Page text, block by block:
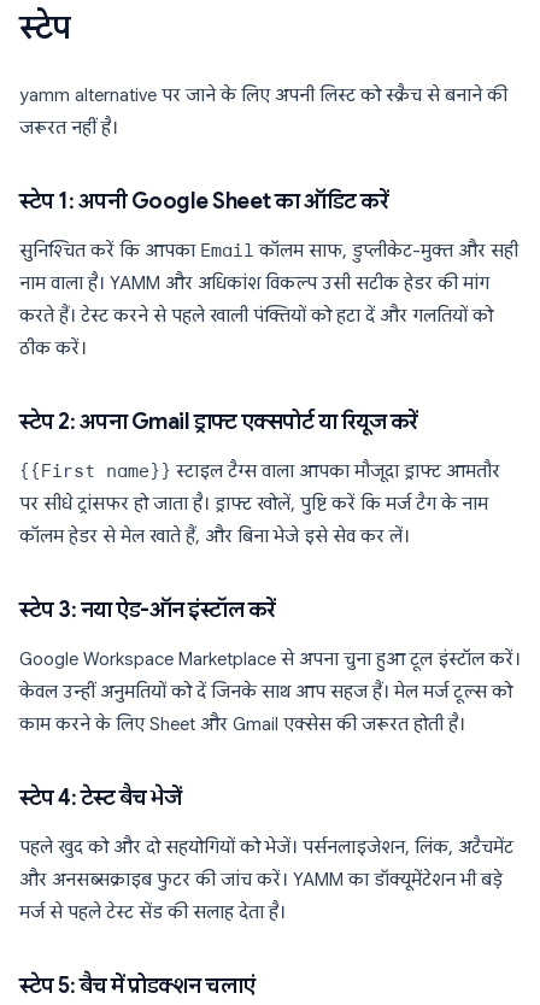
स्टेप
yamm alternative पर जाने के लिए अपनी लिस्ट को स्क्रैच से बनाने की
जरूरत नहीं है।
स्टेप 1: अपनी Google Sheet का ऑडिट करें
सुनिश्चित करें कि आपका Email कॉलम साफ, डुप्लीकेट-मुक्त और सही
नाम वाला है। YAMM और अधिकांश विकल्प उसी सटीक हेडर की मांग
करते हैं। टेस्ट करने से पहले खाली पंक्तियों को हटा दें और गलतियों को
ठीक करें।
स्टेप 2: अपना Gmail ड्राफ्ट एक्सपोर्ट या रियूज करें
{{First name}} स्टाइल टैग्स वाला आपका मौजूदा ड्राफ्ट आमतौर
पर सीधे ट्रांसफर हो जाता है। ड्राफ्ट खोलें, पुष्टि करें कि मर्ज टैग के नाम
कॉलम हेडर से मेल खाते हैं, और बिना भेजे इसे सेव कर लें।
स्टेप 3: नया ऐड-ऑन इंस्टॉल करें
Google Workspace Marketplace से अपना चुना हुआ टूल इंस्टॉल करें।
केवल उन्हीं अनुमतियों को दें जिनके साथ आप सहज हैं। मेल मर्ज टूल्स को
काम करने के लिए Sheet और Gmail एक्सेस की जरूरत होती है।
स्टेप 4: टेस्ट बैच भेजें
पहले खुद को और दो सहयोगियों को भेजें। पर्सनलाइजेशन, लिंक, अटैचमेंट
और अनसब्सक्राइब फुटर की जांच करें। YAMM का डॉक्यूमेंटेशन भी बड़े
मर्ज से पहले टेस्ट सेंड की सलाह देता है।
स्टेप 5: बैच में प्रोडक्शन चलाएं